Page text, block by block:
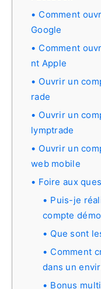
Comment
Google
Comment
nt Apple
Ouvrir un
rade
Ouvrir un
lymptrade
Ouvrir un
web mobile
Foire aux
Puis-je
compte
Que sont
Comment
dans un
Bonus